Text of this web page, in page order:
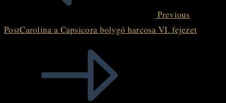
Previous
PostCarolina a Capsicora bolygó harcosa VI. fejezet